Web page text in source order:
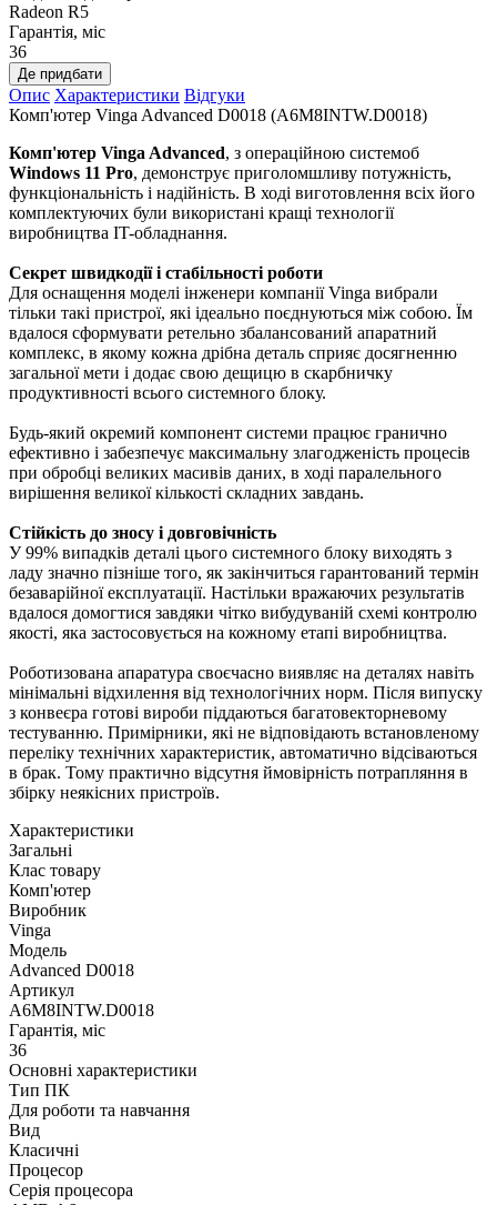
Radeon R5
Гарантія, міс
36
Де придбати
Опис Характеристики Відгуки
Комп'ютер Vinga Advanced D0018 (A6M8INTW.D0018)
Комп'ютер Vinga Advanced, з операційною системоб
Windows 11 Pro, демонструє приголомшливу потужність,
функціональність і надійність. В ході виготовлення всіх його
комплектуючих були використані кращі технології
виробництва IT-обладнання.
Секрет швидкодії і стабільності роботи
Для оснащення моделі інженери компанії Vinga вибрали
тільки такі пристрої, які ідеально поєднуються між собою. Їм
вдалося сформувати ретельно збалансований апаратний
комплекс, в якому кожна дрібна деталь сприяє досягненню
загальної мети і додає свою дещицю в скарбничку
продуктивності всього системного блоку.
Будь-який окремий компонент системи працює гранично
ефективно і забезпечує максимальну злагодженість процесів
при обробці великих масивів даних, в ході паралельного
вирішення великої кількості складних завдань.
Стійкість до зносу і довговічність
У 99% випадків деталі цього системного блоку виходять з
ладу значно пізніше того, як закінчиться гарантований термін
безаварійної експлуатації. Настільки вражаючих результатів
вдалося домогтися завдяки чітко вибудуваній схемі контролю
якості, яка застосовується на кожному етапі виробництва.
Роботизована апаратура своєчасно виявляє на деталях навіть
мінімальні відхилення від технологічних норм. Після випуску
з конвеєра готові вироби піддаються багатовекторневому
тестуванню. Примірники, які не відповідають встановленому
переліку технічних характеристик, автоматично відсіваються
в брак. Тому практично відсутня ймовірність потрапляння в
збірку неякісних пристроїв.
Характеристики
Загальні
Клас товару
Комп'ютер
Виробник
Vinga
Модель
Advanced D0018
Артикул
A6M8INTW.D0018
Гарантія, міс
36
Основні характеристики
Тип ПК
Для роботи та навчання
Вид
Класичні
Процесор
Серія процесора